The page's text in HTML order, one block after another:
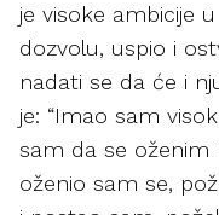
je visoke ambicije
dozvolu, uspio i
nadati se da će i
je: “Imao sam
sam da se oženim
oženio sam se,